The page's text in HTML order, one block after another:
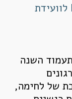
הבטיחו לעצמכם כרטיס Free Pass לוועידת
ועידת ישראל למשאבי אנוש 2027 תעמוד השנה
של לחימה,